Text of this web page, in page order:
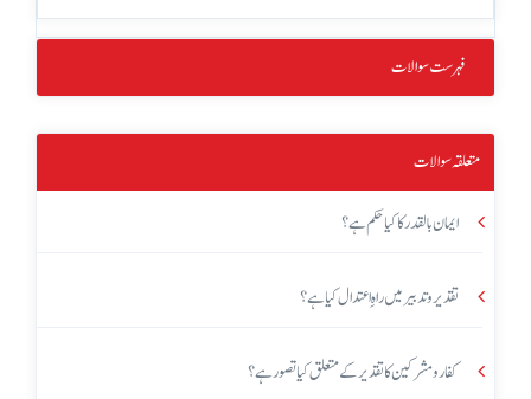
فہرست سوالات
متعلقہ سوالات
ایمان بالقدر کا کیا حکم ہے؟
تقدیر و تدبیر میں راہِ اعتدال کیا ہے؟
کفار و مشرکین کا تقدیر کے متعلق کیا تصور ہے؟